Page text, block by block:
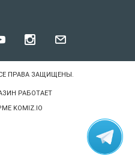
ПРАВА ЗАЩИЩЕНЫ.
РАБОТАЕТ
KOMIZ.IO